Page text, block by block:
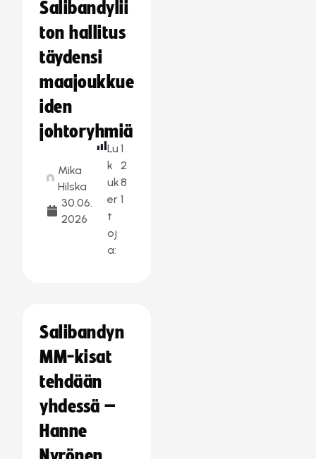
Salibandylii
ton hallitus
täydensi
maajoukkue
iden
johtoryhmiä
Mika
Hilska
30.06.
2026
Lu
k
uk
er
t
oj
a:
1
2
8
1
Salibandyn
MM-kisat
tehdään
yhdessä –
Hanne